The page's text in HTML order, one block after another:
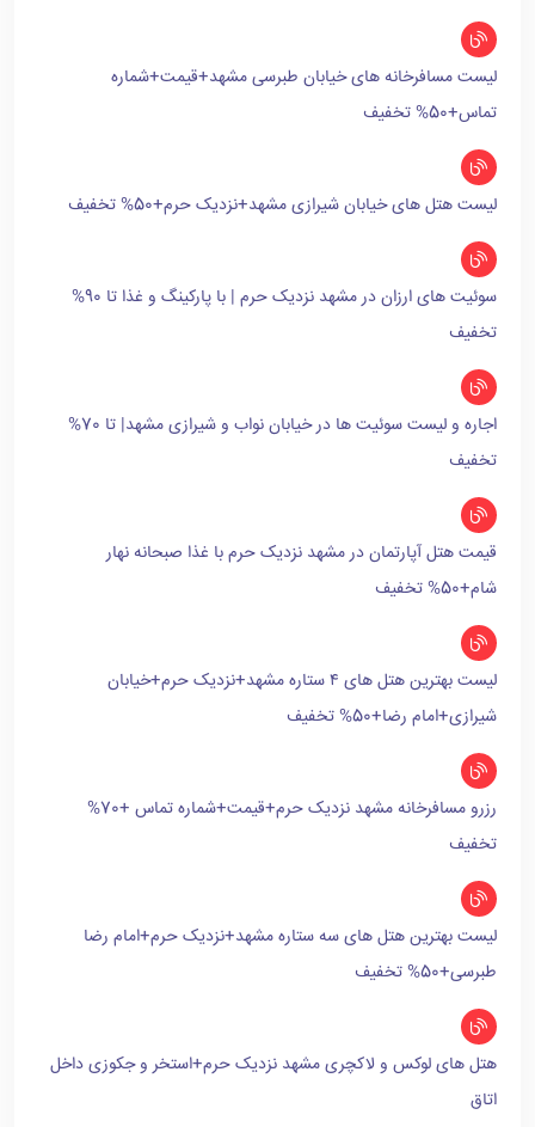
لیست مسافرخانه های خیابان طبرسی مشهد+قیمت+شماره
تماس+50% تخفیف
لیست هتل های خیابان شیرازی مشهد+نزدیک حرم+50% تخفیف
سوئیت های ارزان در مشهد نزدیک حرم | با پارکینگ و غذا تا 90%
تخفیف
اجاره و لیست سوئیت ها در خیابان نواب و شیرازی مشهد| تا 70%
تخفیف
قیمت هتل آپارتمان در مشهد نزدیک حرم با غذا صبحانه نهار
شام+50% تخفیف
لیست بهترین هتل های ۴ ستاره مشهد+نزدیک حرم+خیابان
شیرازی+امام رضا+50% تخفیف
رزرو مسافرخانه مشهد نزدیک حرم+قیمت+شماره تماس +70%
تخفیف
لیست بهترین هتل های سه ستاره مشهد+نزدیک حرم+امام رضا
طبرسی+50% تخفیف
هتل های لوکس و لاکچری مشهد نزدیک حرم+استخر و جکوزی داخل
اتاق